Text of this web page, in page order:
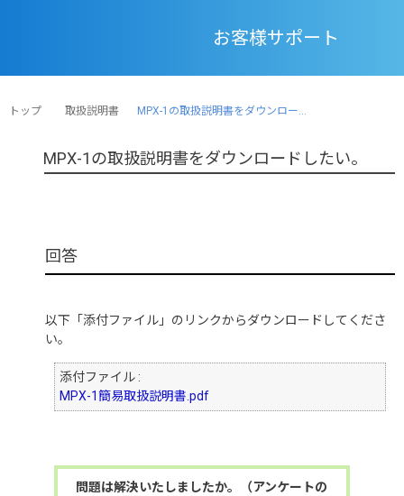
お客様サポート
トップ 取扱説明書 MPX-1の取扱説明書をダウンロー...
MPX-1の取扱説明書をダウンロードしたい。
以下「添付ファイル」のリンクからダウンロードしてくださ
い。
添付ファイル :
MPX-1簡易取扱説明書.pdf
問題は解決いたしましたか。（アンケートの